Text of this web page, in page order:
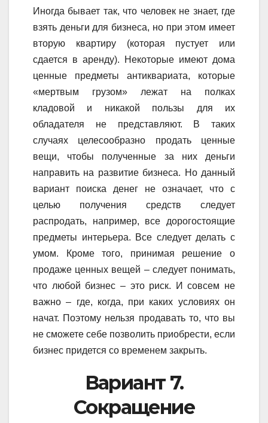
Иногда бывает так, что человек не знает, где
взять деньги для бизнеса, но при этом имеет
вторую квартиру (которая пустует или
сдается в аренду). Некоторые имеют дома
ценные предметы антиквариата, которые
«мертвым грузом» лежат на полках
кладовой и никакой пользы для их
обладателя не представляют. В таких
случаях целесообразно продать ценные
вещи, чтобы полученные за них деньги
направить на развитие бизнеса. Но данный
вариант поиска денег не означает, что с
целью получения средств следует
распродать, например, все дорогостоящие
предметы интерьера. Все следует делать с
умом. Кроме того, принимая решение о
продаже ценных вещей – следует понимать,
что любой бизнес – это риск. И совсем не
важно – где, когда, при каких условиях он
начат. Поэтому нельзя продавать то, что вы
не сможете себе позволить приобрести, если
бизнес придется со временем закрыть.
Вариант 7.
Сокращение